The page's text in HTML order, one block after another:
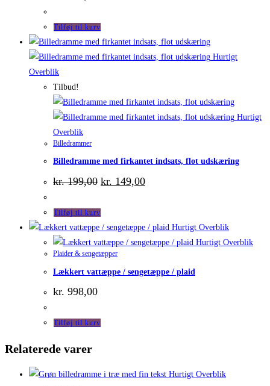
Tilføj til kurv
Hurtigt
Overblik
Tilbud!
Hurtigt
Overblik
Billedrammer
Billedramme med firkantet indsats, flot udskæring
kr.199,00 Den
oprindelige
var:
kr. 199,00.
kr. 149,00Den
aktuelle
kr. 149,00.
Tilføj til kurv
Hurtigt Overblik
Hurtigt Overblik
Plaider & sengetæpper
Lækkert vattæppe / sengetæppe / plaid
kr. 998,00
Tilføj til kurv
Relaterede varer
Hurtigt Overblik